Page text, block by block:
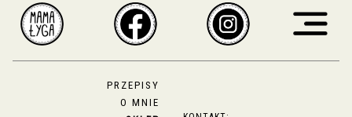
PRZEPISY
O MNIE